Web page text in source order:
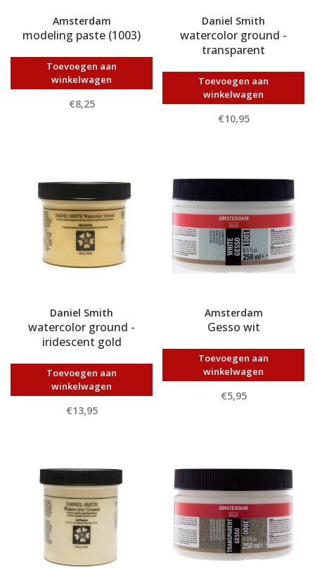
Amsterdam
modeling paste (1003)
Toevoegen aan
winkelwagen
€8,25
Daniel Smith
watercolor ground -
transparent
Toevoegen aan
winkelwagen
€10,95
Daniel Smith
watercolor ground -
iridescent gold
Toevoegen aan
winkelwagen
€13,95
Amsterdam
Gesso wit
Toevoegen aan
winkelwagen
€5,95